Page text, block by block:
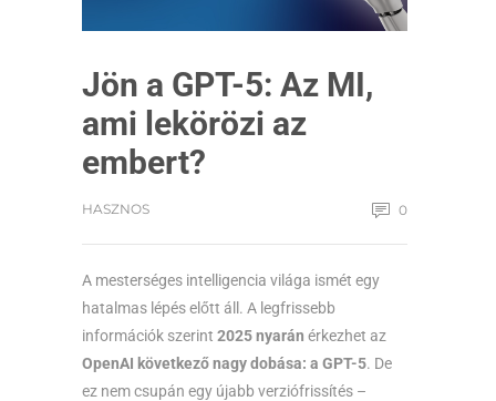
Jön a GPT-5: Az MI,
ami lekörözi az
embert?
HASZNOS 0
A mesterséges intelligencia világa ismét egy
hatalmas lépés előtt áll. A legfrissebb
információk szerint 2025 nyarán érkezhet az
OpenAI következő nagy dobása: a GPT-5. De
ez nem csupán egy újabb verziófrissítés –